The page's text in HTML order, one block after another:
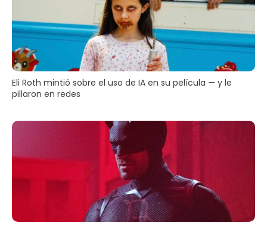
Eli Roth mintió sobre el uso de IA en su película — y le
pillaron en redes